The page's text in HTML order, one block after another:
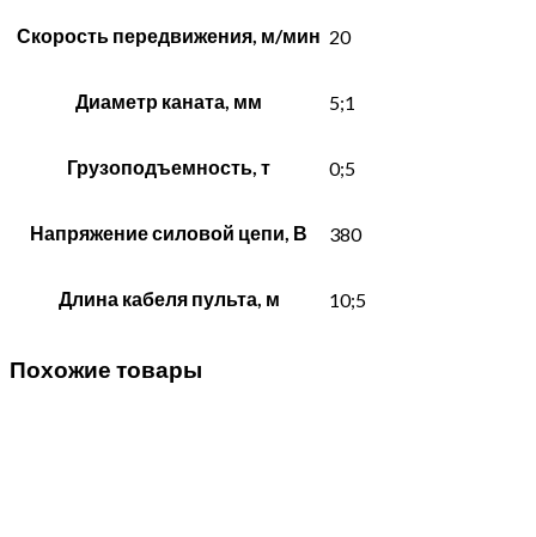
Скорость передвижения, м/мин 20
Диаметр каната, мм 5;1
Грузоподъемность, т 0;5
Напряжение силовой цепи, В 380
Длина кабеля пульта, м 10;5
Похожие товары